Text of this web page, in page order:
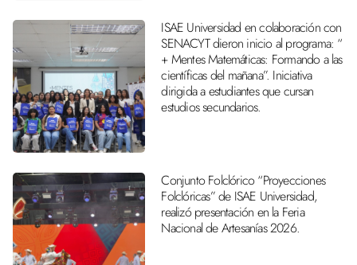
ISAE Universidad en colaboración con
SENACYT dieron inicio al programa: “
+ Mentes Matemáticas: Formando a las
científicas del mañana”. Iniciativa
dirigida a estudiantes que cursan
estudios secundarios.
Conjunto Folclórico “Proyecciones
Folclóricas” de ISAE Universidad,
realizó presentación en la Feria
Nacional de Artesanías 2026.